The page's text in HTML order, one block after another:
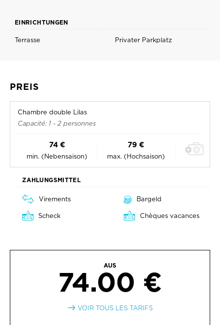
EINRICHTUNGEN
Terrasse Privater Parkplatz
PREIS
Chambre double Lilas
Capacité: 1 - 2 personnes
74 €
min. (Nebensaison)
79 €
max. (Hochsaison)
ZAHLUNGSMITTEL
Virements
Bargeld
Scheck
Chèques vacances
AUS
74.00 €
VOIR TOUS LES TARIFS